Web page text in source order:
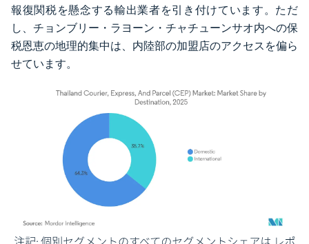
報復関税を懸念する輸出業者を引き付けています。ただ
し、チョンブリー・ラヨーン・チャチューンサオ内への保
税恩恵の地理的集中は、内陸部の加盟店のアクセスを偏ら
せています。